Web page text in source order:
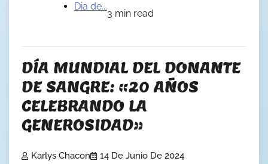
Dia de...
3 min read
DÍA MUNDIAL DEL DONANTE
DE SANGRE: «20 AÑOS
CELEBRANDO LA
GENEROSIDAD»
Karlys Chacon 14 De Junio De 2024